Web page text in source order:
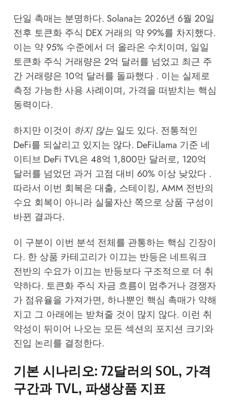
단일 촉매는 분명하다. Solana는 2026년 6월 20일
전후 토큰화 주식 DEX 거래의 약 99%를 차지했다.
이는 약 95% 수준에서 더 올라온 수치이며, 일일
토큰화 주식 거래량은 2억 달러를 넘었고 최근 주
간 거래량은 10억 달러를 돌파했다 . 이는 실제로
측정 가능한 사용 사례이며, 가격을 떠받치는 핵심
동력이다.
하지만 이것이 하지 않는일도 있다. 전통적인
DeFi를 되살리고 있지는 않다. DeFiLlama 기준 네
이티브 DeFi TVL은 48억 1,800만 달러로, 120억
달러를 넘었던 과거 고점 대비 60% 이상 낮았다 .
따라서 이번 회복은 대출, 스테이킹, AMM 전반의
수요 회복이 아니라 실물자산 쪽으로 상품 구성이
바뀐 결과다.
이 구분이 이번 분석 전체를 관통하는 핵심 긴장이
다. 한 상품 카테고리가 이끄는 반등은 네트워크
전반의 수요가 이끄는 반등보다 구조적으로 더 취
약하다. 토큰화 주식 자금 흐름이 멈추거나 경쟁자
가 점유율을 가져가면, 하나뿐인 핵심 촉매가 약해
지고 그 아래에는 받쳐줄 것이 많지 않다. 이런 취
약성이 뒤이어 나오는 모든 섹션의 포지션 크기와
진입 논리를 결정한다.
기본 시나리오: 72달러의 SOL, 가격
구간과 TVL, 파생상품 지표